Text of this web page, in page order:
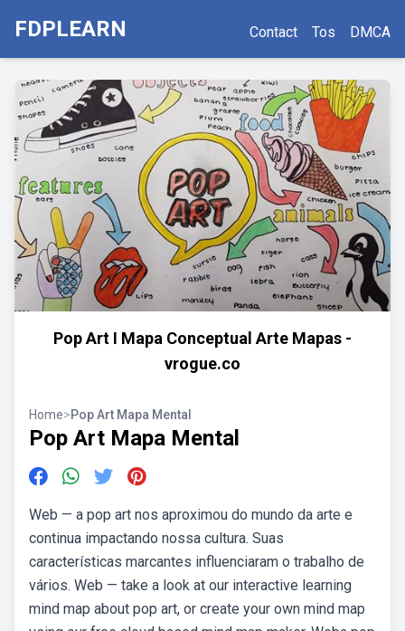
FDPLEARN Contact Tos DMCA
Pop Art I Mapa Conceptual Arte Mapas -
vrogue.co
Home>Pop Art Mapa Mental
Pop Art Mapa Mental
Web — a pop art nos aproximou do mundo da arte e
continua impactando nossa cultura. Suas
características marcantes influenciaram o trabalho de
vários. Web — take a look at our interactive learning
mind map about pop art, or create your own mind map